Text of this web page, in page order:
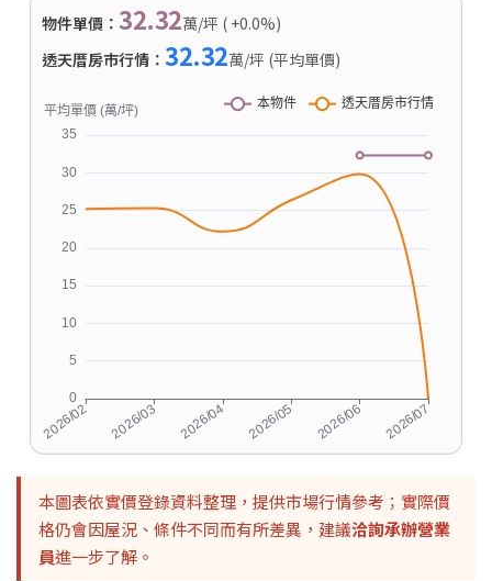
物件單價： 32.32萬/坪 ( +0.0%)
透天厝房市行情： 32.32萬/坪 (平均單價)
本圖表依實價登錄資料整理，提供市場行情參考；實際價
格仍會因屋況、條件不同而有所差異，建議洽詢承辦營業
員進一步了解。